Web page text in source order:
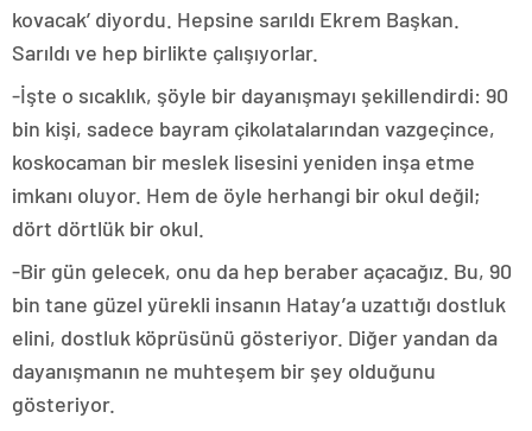
kovacak’ diyordu. Hepsine sarıldı Ekrem Başkan.
Sarıldı ve hep birlikte çalışıyorlar.
-İşte o sıcaklık, şöyle bir dayanışmayı şekillendirdi: 90
bin kişi, sadece bayram çikolatalarından vazgeçince,
koskocaman bir meslek lisesini yeniden inşa etme
imkanı oluyor. Hem de öyle herhangi bir okul değil;
dört dörtlük bir okul.
-Bir gün gelecek, onu da hep beraber açacağız. Bu, 90
bin tane güzel yürekli insanın Hatay’a uzattığı dostluk
elini, dostluk köprüsünü gösteriyor. Diğer yandan da
dayanışmanın ne muhteşem bir şey olduğunu
gösteriyor.